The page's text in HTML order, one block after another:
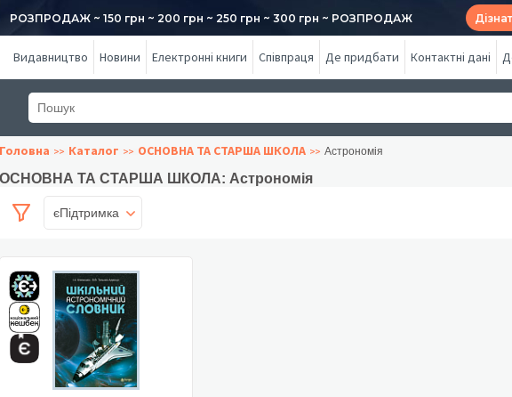
РОЗПРОДАЖ ~ 150 грн ~ 200 грн ~ 250 грн ~ 300 грн ~ РОЗПРОДАЖ
Видавництво Новини Електронні книги Співпраця Де придбати Контактні дані
Головна Каталог ОСНОВНА ТА СТАРША ШКОЛА Астрономія
ОСНОВНА ТА СТАРША ШКОЛА: Астрономія
єПідтримка